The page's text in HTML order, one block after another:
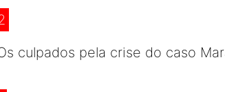
culpados pela crise do caso